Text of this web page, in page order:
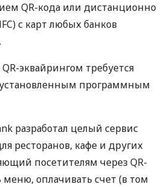
QR-кода или дистанционно
с карт любых банков
эквайрингом требуется
установленным программным
разработал целый сервис
ресторанов, кафе и других
посетителям через QR-
оплачивать счет (в том